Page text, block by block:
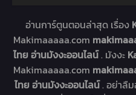
อ่านการ์ตูนตอนล่าสุด เรื่อง
Makimaaaaa.com
ไทย อ่านมังงะออนไลน์. มังงะ
Makimaaaaa.com
ไทย อ่านมังงะออนไลน์. อย่าลื